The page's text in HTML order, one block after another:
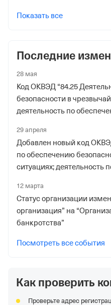
Показать все
Последние
28 мая
Код ОКВЭД “84.25
безопасности в
деятельность по
удален
29 апреля
Добавлен новый код
по обеспечению
ситуациях; деятельность
энергии 2014”
12 марта
Статус организации
организация” на
банкротства”
Посмотреть все события
Как проверить
Проверьте адрес